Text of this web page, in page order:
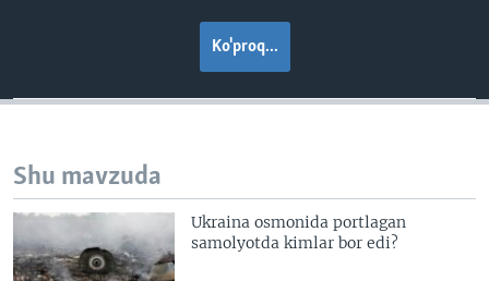
Ko'proq...
Shu mavzuda
Ukraina osmonida portlagan
samolyotda kimlar bor edi?